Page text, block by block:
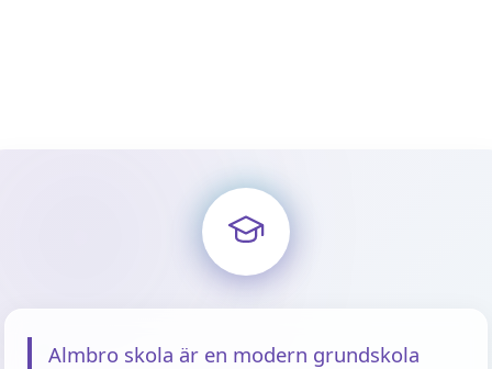
Almbro skola är en modern grundskola